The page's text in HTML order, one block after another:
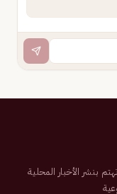
سعودية تم تأسيسها عام 2007م تهتم بنشر الأخبار المحلية